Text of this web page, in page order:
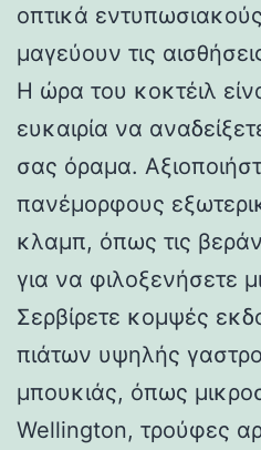
οπτικά
μαγεύουν τις
Η ώρα του κοκτέιλ
ευκαιρία να
σας όραμα.
πανέμορφους
κλαμπ, όπως τις
για να φιλοξενήσετε
Σερβίρετε κομψές
πιάτων υψηλής
μπουκιάς, όπως
Wellington, τρούφες